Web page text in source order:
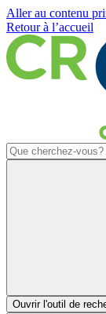
Aller au contenu
Retour à l’accueil
Ouvrir l'outil de